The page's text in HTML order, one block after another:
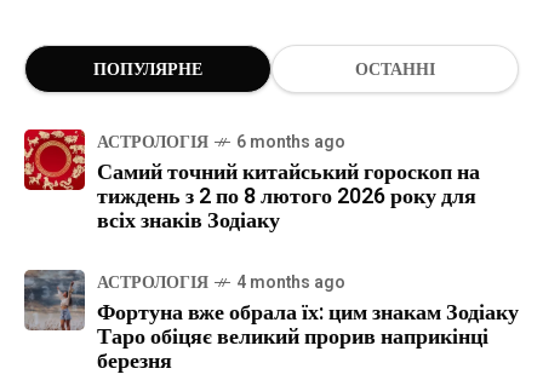
ПОПУЛЯРНЕ ОСТАННІ
АСТРОЛОГІЯ 6 months ago
Самий точний китайський гороскоп на
тиждень з 2 по 8 лютого 2026 року для
всіх знаків Зодіаку
АСТРОЛОГІЯ 4 months ago
Фортуна вже обрала їх: цим знакам Зодіаку
Таро обіцяє великий прорив наприкінці
березня